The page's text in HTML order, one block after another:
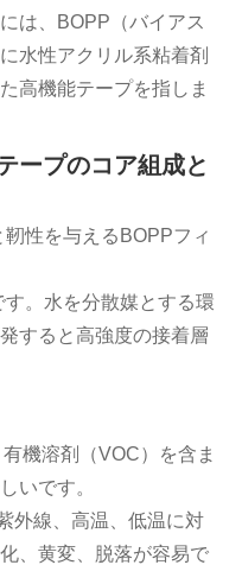
は、BOPP（バイアス
水性アクリル系粘着剤
高機能テープを指しま
ープのコア組成と
性を与えるBOPPフィ
。水を分散媒とする環
すると高強度の接着層
機溶剤（VOC）を含ま
いです。
外線、高温、低温に対
、黄変、脱落が容易で